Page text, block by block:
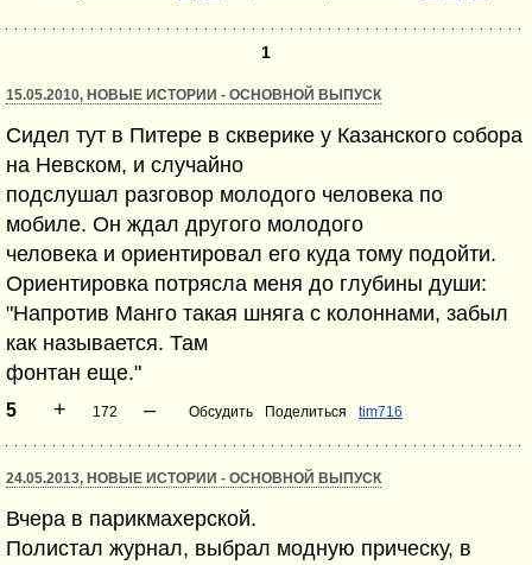
1
15.05.2010, НОВЫЕ ИСТОРИИ - ОСНОВНОЙ ВЫПУСК
Сидел тут в Питере в скверике у Казанского собора
на Невском, и случайно
подслушал разговор молодого человека по
мобиле. Он ждал другого молодого
человека и ориентировал его куда тому подойти.
Ориентировка потрясла меня до глубины души:
"Напротив Манго такая шняга с колоннами, забыл
как называется. Там
фонтан еще."
5 + 172 – Обсудить Поделиться tim716
24.05.2013, НОВЫЕ ИСТОРИИ - ОСНОВНОЙ ВЫПУСК
Вчера в парикмахерской.
Полистал журнал, выбрал модную прическу, в